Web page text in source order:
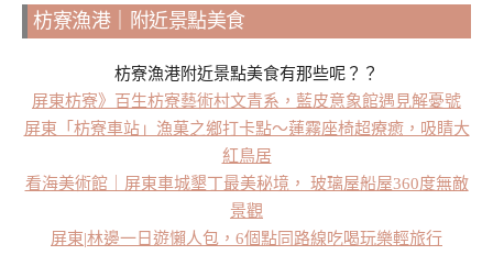
枋寮漁港｜附近景點美食
枋寮漁港附近景點美食有那些呢？？
屏東枋寮》百生枋寮藝術村文青系，藍皮意象館遇見解憂號
屏東「枋寮車站」漁菓之鄉打卡點～蓮霧座椅超療癒，吸睛大
紅鳥居
看海美術館｜屏東車城墾丁最美秘境， 玻璃屋船屋360度無敵
景觀
屏東|林邊一日遊懶人包，6個點同路線吃喝玩樂輕旅行